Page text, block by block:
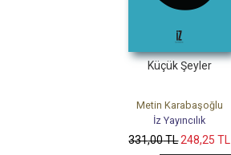
Küçük Şeyler
Metin Karabaşoğlu
İz Yayıncılık
331,00TL248,25 TL